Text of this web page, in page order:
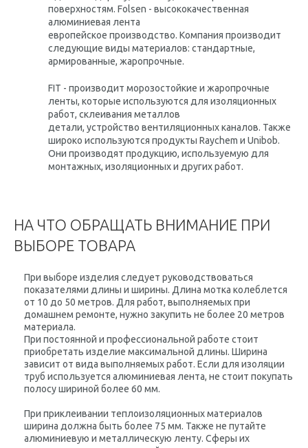
поверхностям. Folsen - высококачественная
алюминиевая лента
европейское производство. Компания производит
следующие виды материалов: стандартные,
армированные, жаропрочные.
FIT - производит морозостойкие и жаропрочные
ленты, которые используются для изоляционных
работ, склеивания металлов
детали, устройство вентиляционных каналов. Также
широко используются продукты Raychem и Unibob.
Они производят продукцию, используемую для
монтажных, изоляционных и других работ.
НА ЧТО ОБРАЩАТЬ ВНИМАНИЕ ПРИ
ВЫБОРЕ ТОВАРА
При выборе изделия следует руководствоваться
показателями длины и ширины. Длина мотка колеблется
от 10 до 50 метров. Для работ, выполняемых при
домашнем ремонте, нужно закупить не более 20 метров
материала.
При постоянной и профессиональной работе стоит
приобретать изделие максимальной длины. Ширина
зависит от вида выполняемых работ. Если для изоляции
труб используется алюминиевая лента, не стоит покупать
полосу шириной более 60 мм.
При приклеивании теплоизоляционных материалов
ширина должна быть более 75 мм. Также не путайте
алюминиевую и металлическую ленту. Сферы их